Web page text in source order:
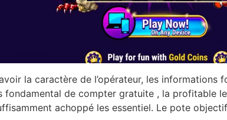
la caractère de l’opérateur, les
fondamental de compter gratuite , la profitable
achoppé les essentiel. Le pote